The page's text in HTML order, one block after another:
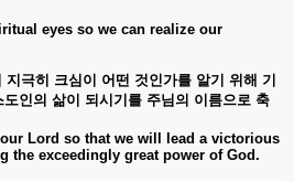
eyes so we can realize our
지극히 크심이 어떤 것인가를 알기 위해 기
도인의 삶이 되시기를 주님의 이름으로 축
Lord so that we will lead a victorious
the exceedingly great power of God.